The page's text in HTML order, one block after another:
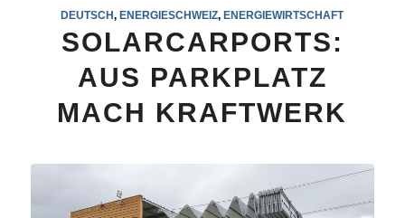
DEUTSCH,ENERGIESCHWEIZ,ENERGIEWIRTSCHAFT
SOLARCARPORTS:
AUS PARKPLATZ
MACH KRAFTWERK